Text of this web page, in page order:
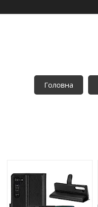
Головна